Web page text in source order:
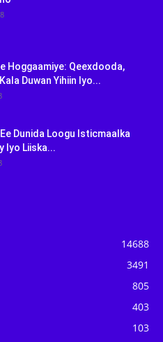
Hoggaamiye: Qeexdooda,
Duwan Yihiin Iyo...
Dunida Loogu Isticmaalka
Iyo Liiska...
14688
3491
805
403
103